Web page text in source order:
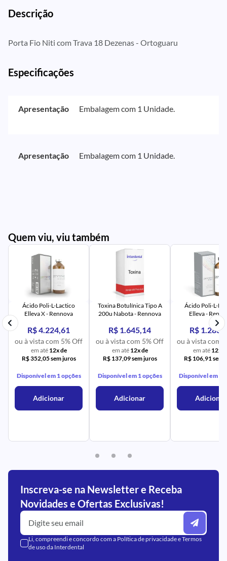
Descrição
Porta Fio Niti com Trava 18 Dezenas - Ortoguaru
Especificações
Apresentação Embalagem com 1 Unidade.
Apresentação Embalagem com 1 Unidade.
Quem viu, viu também
UR
Ácido Poli-L-Lactico
Elleva X - Rennova
R$ 4.224,61
ou à vista com 5% Off
em até 12x de
R$ 352,05 sem juros
Disponível em 1 opções
Adicionar
Toxina Botulínica Tipo A
200u Nabota - Rennova
R$ 1.645,14
ou à vista com 5% Off
em até 12x de
R$ 137,09 sem juros
Disponível em 1 opções
Adicionar
UR
Ácido Poli-L-
Elleva -
R$
ou à vista com
em até 12x
R$ 106,91 sem
Disponível em 1
Adicionar
Inscreva-se na Newsletter e Receba
Novidades e Ofertas Exclusivas!
Li, compreendi e concordo com a Política de privacidadeeTermos
de usoda Interdental